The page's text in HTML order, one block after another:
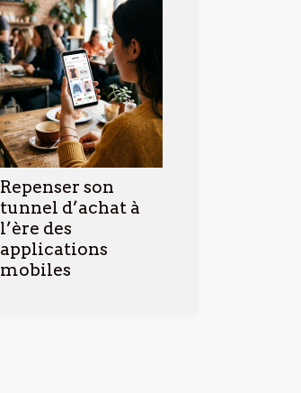
Repenser son
tunnel d’achat à
l’ère des
applications
mobiles